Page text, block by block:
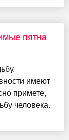
пятна
имеют
примете,
человека.